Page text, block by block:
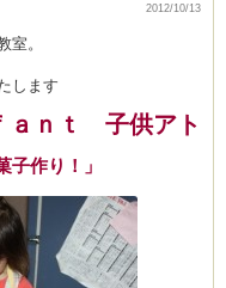
2012/10/13
室。
します
ａｎｔ 子供アト
子作り！」